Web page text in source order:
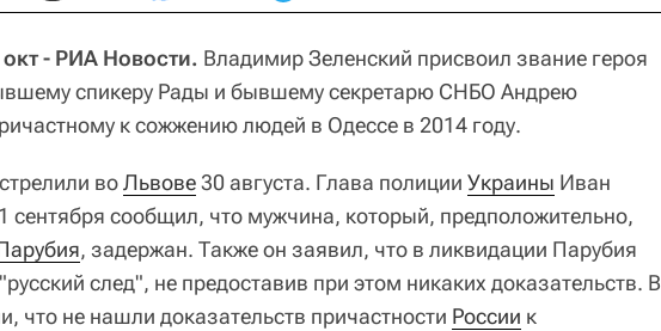
- РИА Новости. Владимир Зеленский присвоил звание героя
спикеру Рады и бывшему секретарю СНБО Андрею
к сожжению людей в Одессе в 2014 году.
воЛьвове30 августа. Глава полиции Украины Иван
сентября сообщил, что мужчина, который, предположительно,
, задержан. Также он заявил, что в ликвидации Парубия
след", не предоставив при этом никаких доказательств. В
что не нашли доказательств причастности России к